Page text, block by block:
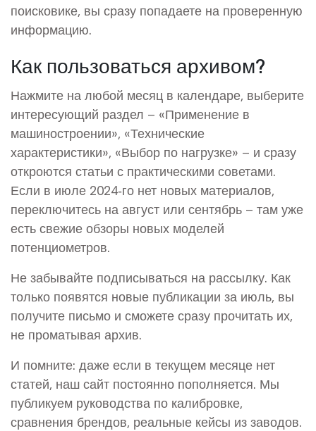
поисковике, вы сразу попадаете на проверенную
информацию.
Как пользоваться архивом?
Нажмите на любой месяц в календаре, выберите
интересующий раздел – «Применение в
машиностроении», «Технические
характеристики», «Выбор по нагрузке» – и сразу
откроются статьи с практическими советами.
Если в июле 2024‑го нет новых материалов,
переключитесь на август или сентябрь – там уже
есть свежие обзоры новых моделей
потенциометров.
Не забывайте подписываться на рассылку. Как
только появятся новые публикации за июль, вы
получите письмо и сможете сразу прочитать их,
не проматывая архив.
И помните: даже если в текущем месяце нет
статей, наш сайт постоянно пополняется. Мы
публикуем руководства по калибровке,
сравнения брендов, реальные кейсы из заводов.